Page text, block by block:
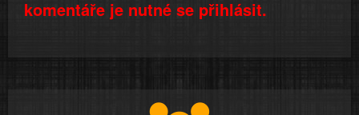
komentáře je nutné se přihlásit.